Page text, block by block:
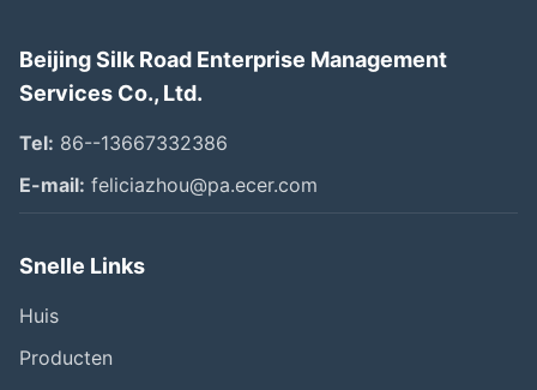
Beijing Silk Road Enterprise Management
Services Co., Ltd.
Tel: 86--13667332386
E-mail: feliciazhou@pa.ecer.com
Snelle Links
Huis
Producten